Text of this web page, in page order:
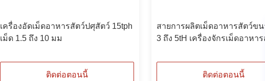
เครื่องอัดเม็ดอาหารสัตว์ปศุสัตว์ 15tph
เม็ด 1.5 ถึง 10 มม
ติดต่อตอนนี้
สายการผลิตเม็ดอาหารสัตว์ขน
3 ถึง 5tH เครื่องจักรเม็ดอาหาร
ติดต่อตอนนี้